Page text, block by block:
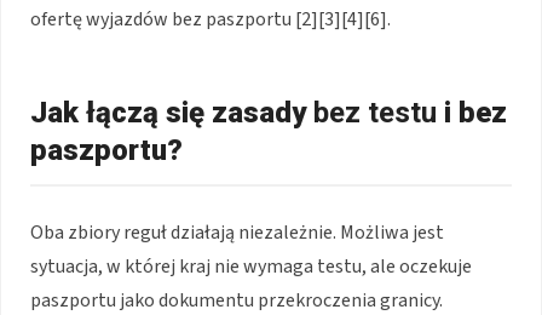
ofertę wyjazdów bez paszportu [2][3][4][6].
Jak łączą się zasady bez testu i bez
paszportu?
Oba zbiory reguł działają niezależnie. Możliwa jest
sytuacja, w której kraj nie wymaga testu, ale oczekuje
paszportu jako dokumentu przekroczenia granicy.